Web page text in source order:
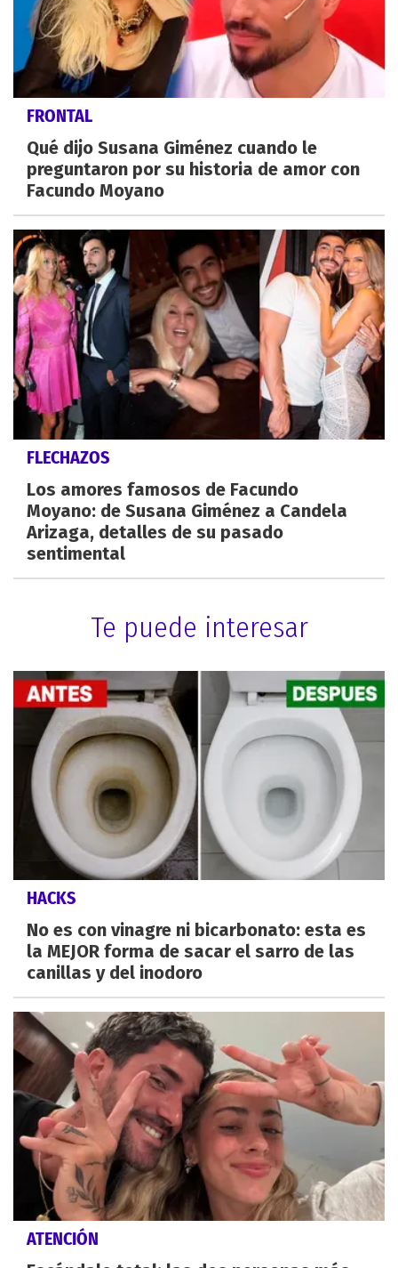
FRONTAL
Qué dijo Susana Giménez cuando le
preguntaron por su historia de amor con
Facundo Moyano
FLECHAZOS
Los amores famosos de Facundo
Moyano: de Susana Giménez a Candela
Arizaga, detalles de su pasado
sentimental
Te puede interesar
HACKS
No es con vinagre ni bicarbonato: esta es
la MEJOR forma de sacar el sarro de las
canillas y del inodoro
ATENCIÓN